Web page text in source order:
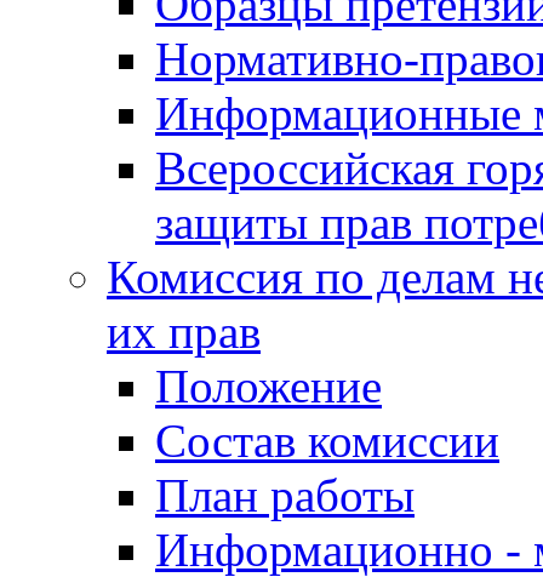
Нормативно-
Информационные
Всероссийская
защиты прав
Комиссия по делам
их прав
Положение
Состав комиссии
План работы
Информационно -